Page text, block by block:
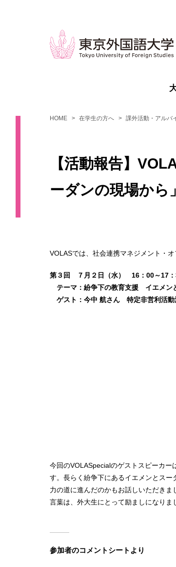
HOME 在学生の方へ 課外活動・アルバ
【活動報告】
ーダンの現場から
VOLASでは、社会連携マネジメント・
第３回 ７月２日（水） 16：00～17
テーマ：紛争下の教育支援 イエメン
ゲスト：今中 航さん 特定非営利活動
今回のVOLASpecialのゲストスピーカ
す。長らく紛争下にあるイエメンとス
力の道に進んだのかもお話しいただき
言葉は、外大生にとって励ましになりま
参加者のコメントシートより